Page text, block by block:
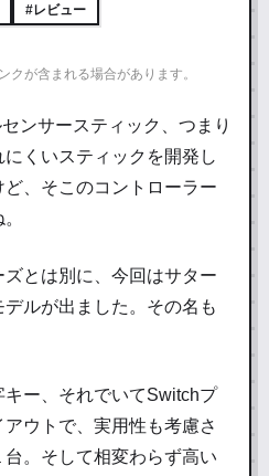
#レビュー
クが含まれる場合があります。
ンサースティック、つまり
くいスティックを開発し
、そこのコントローラー
とは別に、今回はサター
ルが出ました。その名も
ー、それでいてSwitchプ
ウトで、実用性も考慮さ
。そして相変わらず高い